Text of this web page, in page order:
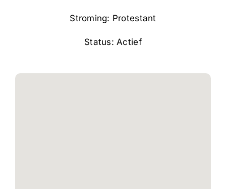
Stroming: Protestant
Status: Actief